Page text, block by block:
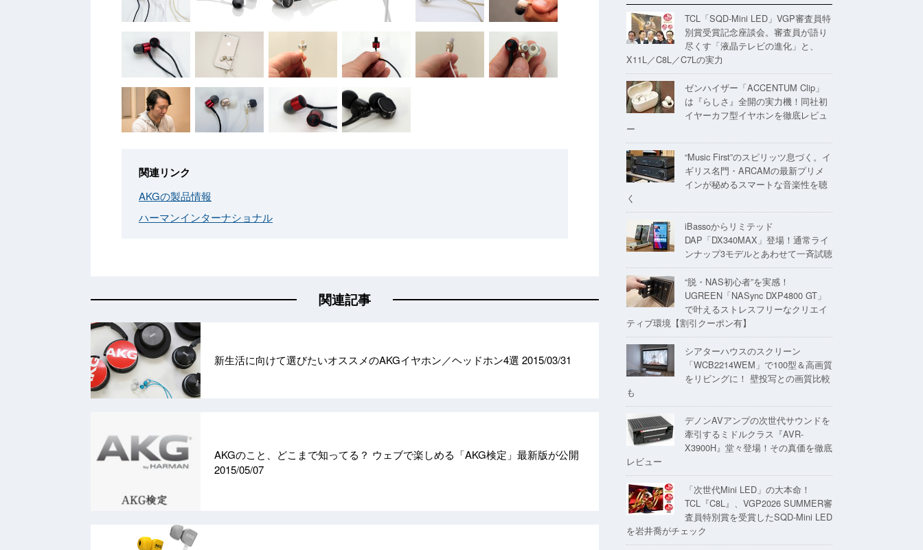
関連リンク
AKGの製品情報
ハーマンインターナショナル
関連記事
新生活に向けて選びたいオススメのAKGイヤホン／ヘッドホン4選 2015/03/31
AKGのこと、どこまで知ってる？ ウェブで楽しめる「AKG検定」最新版が公開
2015/05/07
TCL「SQD-Mini LED」VGP審査員特
別賞受賞記念座談会。審査員が語り
尽くす「液晶テレビの進化」と、
X11L／C8L／C7Lの実力
ゼンハイザー「ACCENTUM Clip」
は『らしさ』全開の実力機！同社初
イヤーカフ型イヤホンを徹底レビュ
ー
“Music First”のスピリッツ息づく。イ
ギリス名門・ARCAMの最新プリメ
インが秘めるスマートな音楽性を聴
く
iBassoからリミテッド
DAP「DX340MAX」登場！通常ライ
ンナップ3モデルとあわせて一斉試聴
“脱・NAS初心者”を実感！
UGREEN「NASync DXP4800 GT」
で叶えるストレスフリーなクリエイ
ティブ環境【割引クーポン有】
シアターハウスのスクリーン
「WCB2214WEM」で100型＆高画質
をリビングに！ 壁投写との画質比較
も
デノンAVアンプの次世代サウンドを
牽引するミドルクラス『AVR-
X3900H』堂々登場！その真価を徹底
レビュー
「次世代Mini LED」の大本命！
TCL『C8L』、VGP2026 SUMMER審
査員特別賞を受賞したSQD-Mini LED
を岩井喬がチェック